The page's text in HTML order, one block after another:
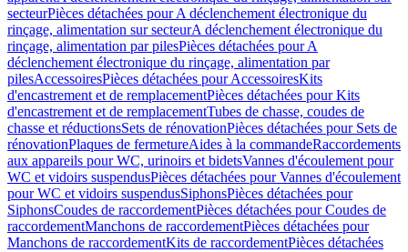
secteurPièces détachées pour A déclenchement électronique du
rinçage, alimentation sur secteurA déclenchement électronique du
rinçage, alimentation par pilesPièces détachées pour A
déclenchement électronique du rinçage, alimentation par
pilesAccessoiresPièces détachées pour AccessoiresKits
d'encastrement et de remplacementPièces détachées pour Kits
d'encastrement et de remplacementTubes de chasse, coudes de
chasse et réductionsSets de rénovationPièces détachées pour Sets de
rénovationPlaques de fermetureAides à la commandeRaccordements
aux appareils pour WC, urinoirs et bidetsVannes d'écoulement pour
WC et vidoirs suspendusPièces détachées pour Vannes d'écoulement
pour WC et vidoirs suspendusSiphonsPièces détachées pour
SiphonsCoudes de raccordementPièces détachées pour Coudes de
raccordementManchons de raccordementPièces détachées pour
Manchons de raccordementKits de raccordementPièces détachées